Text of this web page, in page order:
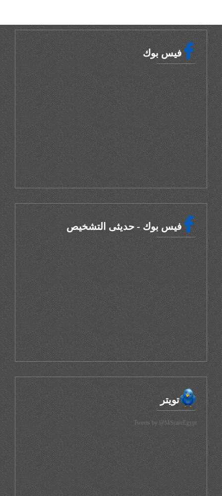
فيس بوك
فيس بوك - حديثى التشخيص
تويتر
Tweets by @MScareEgypt